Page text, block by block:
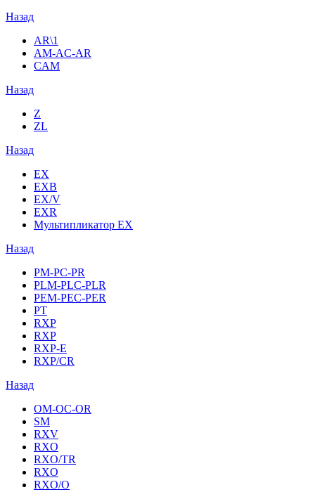
Назад
AR\1
AM-AC-AR
CAM
Назад
Z
ZL
Назад
EX
EXB
EX/V
EXR
Мультипликатор EX
Назад
PM-PC-PR
PLM-PLC-PLR
PEM-PEC-PER
PT
RXP
RXP
RXP-E
RXP/CR
Назад
OM-OC-OR
SM
RXV
RXO
RXO/TR
RXO
RXO/O